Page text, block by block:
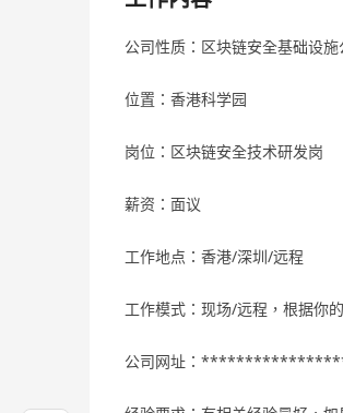
公司性质：区块链安全基础设施
位置：香港科学园
岗位：区块链安全技术研发岗
薪资：面议
工作地点：香港/深圳/远程
工作模式：现场/远程，根据你
公司网址：